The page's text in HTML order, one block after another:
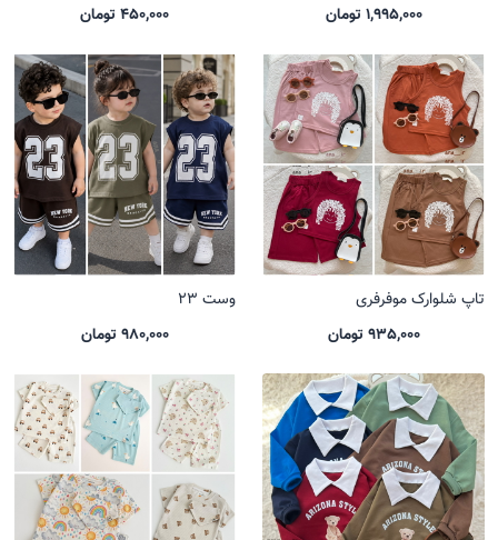
1,995,000 تومان
450,000 تومان
تاپ شلوارک موفرفری
935,000 تومان
وست 23
980,000 تومان